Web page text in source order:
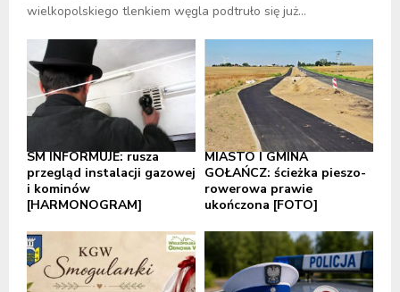
wielkopolskiego tlenkiem węgla podtruło się już...
SM INFORMUJE: rusza
przegląd instalacji gazowej
i kominów
[HARMONOGRAM]
MIASTO I GMINA
GOŁAŃCZ: ścieżka pieszo-
rowerowa prawie
ukończona [FOTO]